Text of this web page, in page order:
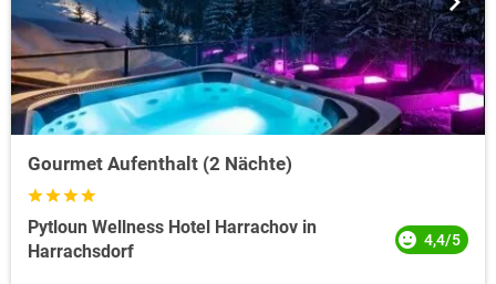
Gourmet Aufenthalt (2 Nächte)
Pytloun Wellness Hotel Harrachov in
Harrachsdorf
4,4/5